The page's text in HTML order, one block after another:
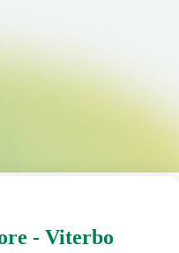
- Viterbo